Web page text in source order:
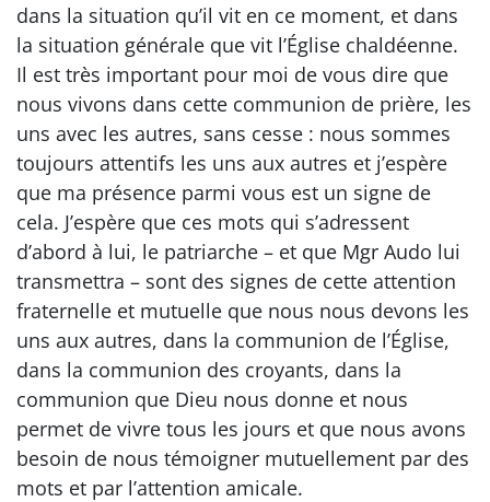
dans la situation qu’il vit en ce moment, et dans
la situation générale que vit l’Église chaldéenne.
Il est très important pour moi de vous dire que
nous vivons dans cette communion de prière, les
uns avec les autres, sans cesse : nous sommes
toujours attentifs les uns aux autres et j’espère
que ma présence parmi vous est un signe de
cela. J’espère que ces mots qui s’adressent
d’abord à lui, le patriarche – et que Mgr Audo lui
transmettra – sont des signes de cette attention
fraternelle et mutuelle que nous nous devons les
uns aux autres, dans la communion de l’Église,
dans la communion des croyants, dans la
communion que Dieu nous donne et nous
permet de vivre tous les jours et que nous avons
besoin de nous témoigner mutuellement par des
mots et par l’attention amicale.